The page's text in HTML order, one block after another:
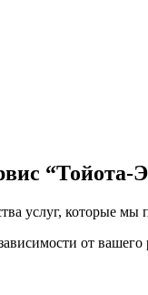
“Тойота-
услуг, которые
от вашего